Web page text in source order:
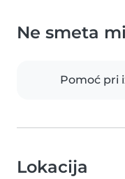
Ne smeta mi
Pomoć pri
Lokacija